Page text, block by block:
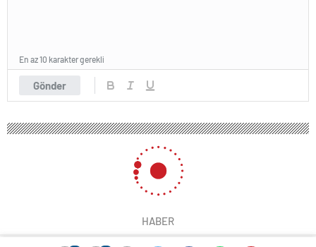
Gönder
En az 10 karakter gerekli
HABER